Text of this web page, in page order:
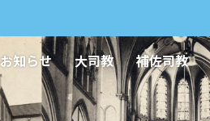
お知らせ 大司教 補佐司教